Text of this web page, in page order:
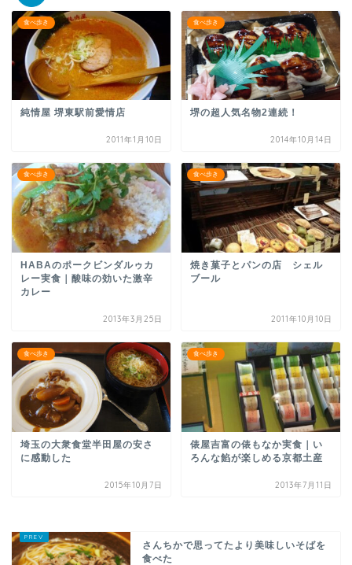
食べ歩き
純情屋 堺東駅前愛情店
2011年1月10日
食べ歩き
堺の超人気名物2連続！
2014年10月14日
食べ歩き
HABAのポークビンダルゥカ
レー実食｜酸味の効いた激辛
カレー
2013年3月25日
食べ歩き
焼き菓子とパンの店 シェル
ブール
2011年10月10日
食べ歩き
埼玉の大衆食堂半田屋の安さ
に感動した
2015年10月7日
食べ歩き
俵屋吉富の俵もなか実食｜い
ろんな餡が楽しめる京都土産
2013年7月11日
さんちかで思ってたより美味しいそばを
食べた